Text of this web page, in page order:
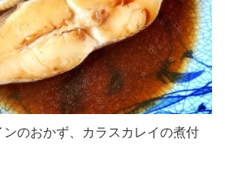
のおかず、カラスカレイの煮付